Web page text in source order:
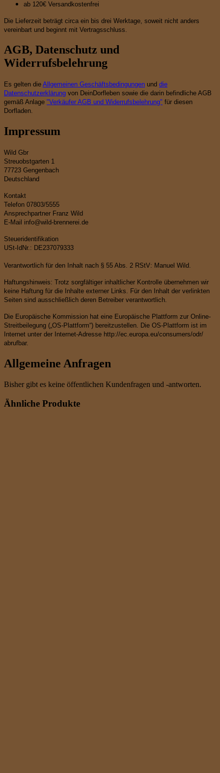
ab 120€ Versandkostenfrei
Die Lieferzeit beträgt circa ein bis drei Werktage, soweit nicht anders
vereinbart und beginnt mit Vertragsschluss.
AGB, Datenschutz und
Widerrufsbelehrung
Es gelten die Allgemeinen Geschäftsbedingungen und die
Datenschutzerklärung von DeinDorfleben sowie die darin befindliche AGB
gemäß Anlage "Verkäufer AGB und Widerrufsbelehrung" für diesen
Dorfladen.
Impressum
Wild Gbr
Streuobstgarten 1
77723 Gengenbach
Deutschland
Kontakt
Telefon 07803/5555
Ansprechpartner Franz Wild
E-Mail info@wild-brennerei.de
Steueridentifikation
USt-IdNr.: DE237079333
Verantwortlich für den Inhalt nach § 55 Abs. 2 RStV: Manuel Wild.
Haftungshinweis: Trotz sorgfältiger inhaltlicher Kontrolle übernehmen wir
keine Haftung für die Inhalte externer Links. Für den Inhalt der verlinkten
Seiten sind ausschließlich deren Betreiber verantwortlich.
Die Europäische Kommission hat eine Europäische Plattform zur Online-
Streitbeilegung („OS-Plattform“) bereitzustellen. Die OS-Plattform ist im
Internet unter der Internet-Adresse http://ec.europa.eu/consumers/odr/
abrufbar.
Allgemeine Anfragen
Bisher gibt es keine öffentlichen Kundenfragen und -antworten.
Ähnliche Produkte